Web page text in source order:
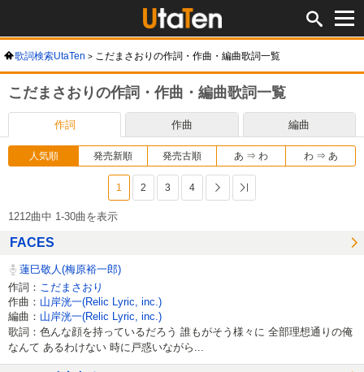
歌詞検索UtaTen こだまさおりの作詞・作曲・編曲歌詞一覧
こだまさおりの作詞・作曲・編曲歌詞一覧
作詞 作曲 編曲
人気順 発売新順 発売古順 あ ⇒ わ わ ⇒ あ
1 2 3 4 次へ
1212曲中 1-30曲を表示
FACES
蓮巳敬人(梅原裕一郎)
作詞： こだまさおり
作曲： 山岸洸一(Relic Lyric, inc.)
編曲： 山岸洸一(Relic Lyric, inc.)
歌詞：色んな顔を持っているだろう 誰もがそう様々に 全部理想通りの俺
なんて あるわけない 時に戸惑いながら...